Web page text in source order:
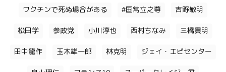
ワクチンで死ぬ場合がある #国常立之尊 吉野敏明
松田学 参政党 小川淳也 西村ちなみ 三橋貴明
田中龍作 玉木雄一郎 林克明 ジェイ・エピセンター